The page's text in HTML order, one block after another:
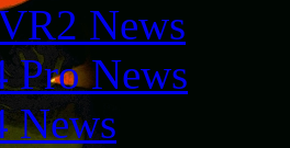
News
Pro News
News